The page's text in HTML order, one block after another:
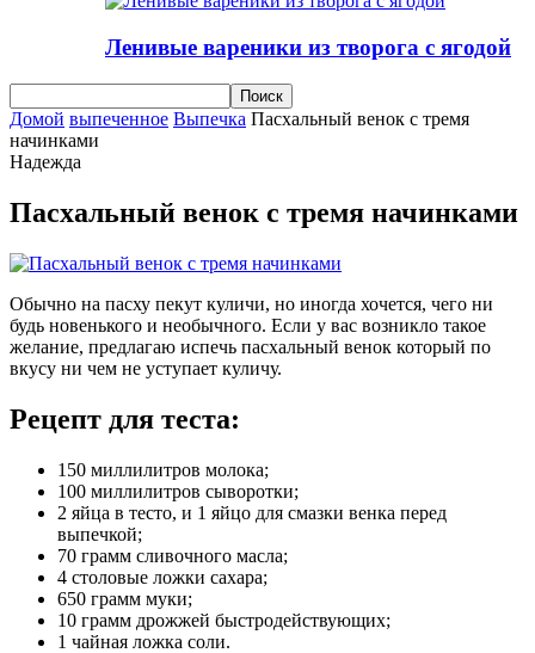
Ленивые вареники из творога с ягодой
Домой выпеченное Выпечка Пасхальный венок с тремя
начинками
Надежда
Пасхальный венок с тремя начинками
Обычно на пасху пекут куличи, но иногда хочется, чего ни
будь новенького и необычного. Если у вас возникло такое
желание, предлагаю испечь пасхальный венок который по
вкусу ни чем не уступает куличу.
Рецепт для теста:
150 миллилитров молока;
100 миллилитров сыворотки;
2 яйца в тесто, и 1 яйцо для смазки венка перед
выпечкой;
70 грамм сливочного масла;
4 столовые ложки сахара;
650 грамм муки;
10 грамм дрожжей быстродействующих;
1 чайная ложка соли.